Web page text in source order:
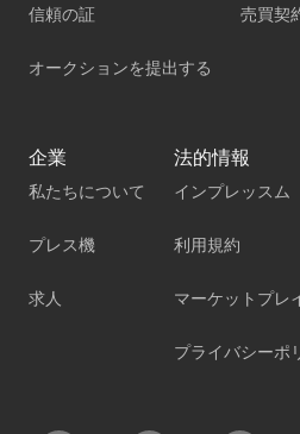
信頼の証
オークションを提出する
売買契
企業
私たちについて
プレス機
求人
法的情報
インプレッスム
利用規約
マーケットプレ
プライバシーポ